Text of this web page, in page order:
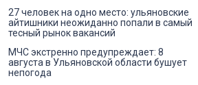
27 человек на одно место: ульяновские
айтишники неожиданно попали в самый
тесный рынок вакансий
МЧС экстренно предупреждает: 8
августа в Ульяновской области бушует
непогода